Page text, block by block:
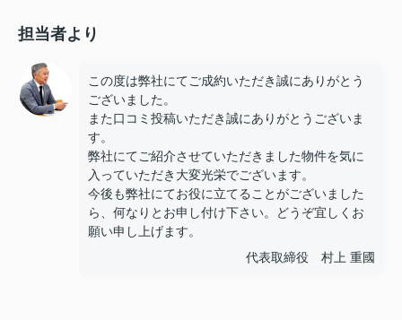
担当者より
この度は弊社にてご成約いただき誠にありがとう
ございました。
また口コミ投稿いただき誠にありがとうございま
す。
弊社にてご紹介させていただきました物件を気に
入っていただき大変光栄でございます。
今後も弊社にてお役に立てることがございました
ら、何なりとお申し付け下さい。どうぞ宜しくお
願い申し上げます。
代表取締役 村上 重國